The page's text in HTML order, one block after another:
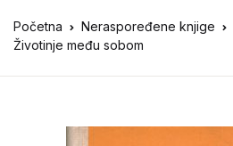
Početna Neraspoređene knjige
Životinje među sobom